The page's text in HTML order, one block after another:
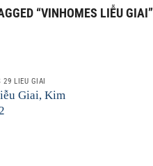
“VINHOMES LIỄU GIAI”
29 LIỄU GIAI
Giai, Kim